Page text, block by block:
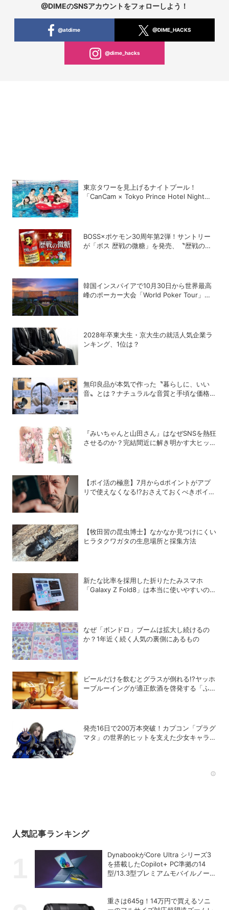
@DIMEのSNSアカウントをフォローしよう！
@atdime @DIME_HACKS
@dime_hacks
東京タワーを見上げるナイトプール！
「CanCam × Tokyo Prince Hotel Night
BOSS×ポケモン30周年第2弾！サントリー
が「ボス 歴戦の微糖」を発売、〝歴戦のボ
韓国インスパイアで10月30日から世界最高
峰のポーカー大会「World Poker Tour」を
2028年卒東大生・京大生の就活人気企業ラ
ンキング、1位は？
無印良品が本気で作った〝暮らしに、いい
音〟とは？ナチュラルな音質と手頃な価格を
『みいちゃんと山田さん』はなぜSNSを熱狂
させるのか？完結間近に解き明かす大ヒット
【ポイ活の極意】7月からdポイントがアプ
リで使えなくなる!?おさえておくべきポイン
【牧田習の昆虫博士】なかなか見つけにくい
ヒラタクワガタの生息場所と採集方法
新たな比率を採用した折りたたみスマホ
「Galaxy Z Fold8」は本当に使いやすいの
なぜ「ボンドロ」ブームは拡大し続けるの
か？1年近く続く人気の裏側にあるもの
ビールだけを飲むとグラスが倒れる!?ヤッホ
ーブルーイングが適正飲酒を啓発する「ふら
発売16日で200万本突破！カプコン「プラグ
マタ」の世界的ヒットを支えた少女キャラの
人気記事ランキング
DynabookがCore Ultra シリーズ3
を搭載したCopilot+ PC準拠の14
型/13.3型プレミアムモバイルノート
重さは645g！14万円で買えるソニ